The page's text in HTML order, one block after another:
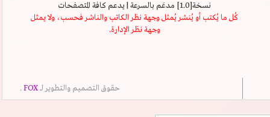
نسخة[1.0] مدعَم بالسرعة | يدعم كافة المتصفحات
كُل ما يُكتب أو يُنشر يُمثل وجهة نظر الكاتب والناشر فحسب، ولا يمثل
وجهة نظر الإدارة.
حقوق التصميم والتطوير لــFOX
.